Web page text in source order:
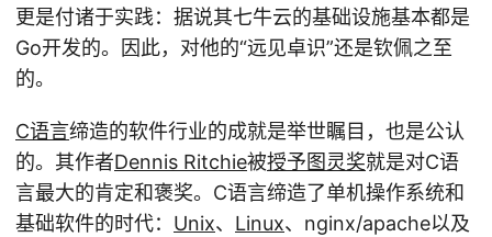
更是付诸于实践：据说其七牛云的基础设施基本都是
Go开发的。因此，对他的“远见卓识”还是钦佩之至
的。
C语言缔造的软件行业的成就是举世瞩目，也是公认
的。其作者Dennis Ritchie被授予图灵奖就是对C语
言最大的肯定和褒奖。C语言缔造了单机操作系统和
基础软件的时代： Unix、 Linux、nginx/apache以及